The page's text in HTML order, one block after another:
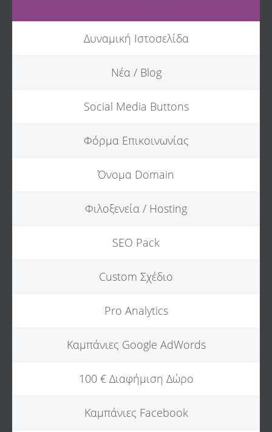
Δυναμική Ιστοσελίδα
Νέα / Blog
Social Media Buttons
Φόρμα Επικοινωνίας
Όνομα Domain
Φιλοξενεία / Hosting
SEO Pack
Custom Σχέδιο
Pro Analytics
Καμπάνιες Google AdWords
100 € Διαφήμιση Δώρο
Καμπάνιες Facebook